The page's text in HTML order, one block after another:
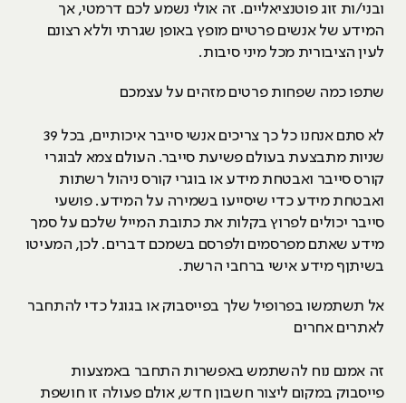
ובני/ות זוג פוטנציאליים. זה אולי נשמע לכם דרמטי, אך
המידע של אנשים פרטיים מופץ באופן שגרתי וללא רצונם
לעין הציבורית מכל מיני סיבות.
שתפו כמה שפחות פרטים מזהים על עצמכם
לא סתם אנחנו כל כך צריכים אנשי סייבר איכותיים, בכל 39
שניות מתבצעת בעולם פשיעת סייבר. העולם צמא לבוגרי
קורס סייבר ואבטחת מידע או בוגרי קורס ניהול רשתות
ואבטחת מידע כדי שיסייעו בשמירה על המידע. פושעי
סייבר יכולים לפרוץ בקלות את כתובת המייל שלכם על סמך
מידע שאתם מפרסמים ולפרסם בשמכם דברים. לכן, המעיטו
בשיתןף מידע אישי ברחבי הרשת.
אל תשתמשו בפרופיל שלך בפייסבוק או בגוגל כדי להתחבר
לאתרים אחרים
זה אמנם נוח להשתמש באפשרות התחבר באמצעות
פייסבוק במקום ליצור חשבון חדש, אולם פעולה זו חושפת